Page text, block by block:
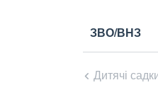
ЗВО/ВНЗ
Дитячі